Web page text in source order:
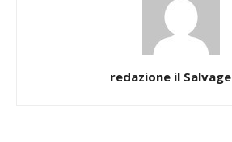
redazione il